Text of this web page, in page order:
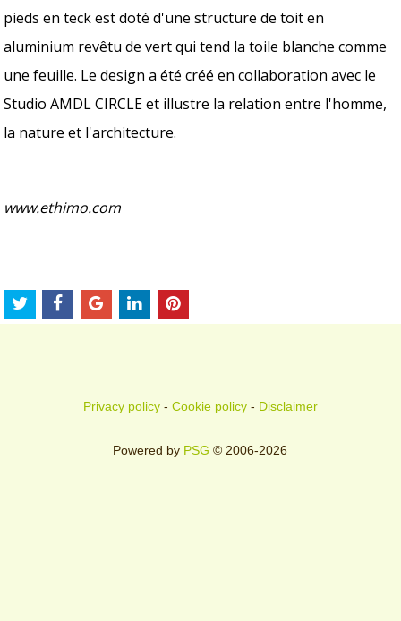
pieds en teck est doté d'une structure de toit en
aluminium revêtu de vert qui tend la toile blanche comme
une feuille. Le design a été créé en collaboration avec le
Studio AMDL CIRCLE et illustre la relation entre l'homme,
la nature et l'architecture.
www.ethimo.com
Privacy policy- Cookie policy- Disclaimer
Powered by PSG © 2006-2026